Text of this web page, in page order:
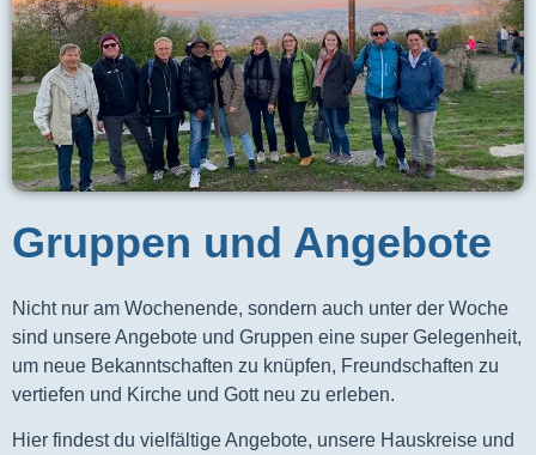
Gruppen und Angebote​
Nicht nur am Wochenende, sondern auch unter der Woche
sind unsere Angebote und Gruppen eine super Gelegenheit,
um neue Bekanntschaften zu knüpfen, Freundschaften zu
vertiefen und Kirche und Gott neu zu erleben.
Hier findest du vielfältige Angebote, unsere Hauskreise und